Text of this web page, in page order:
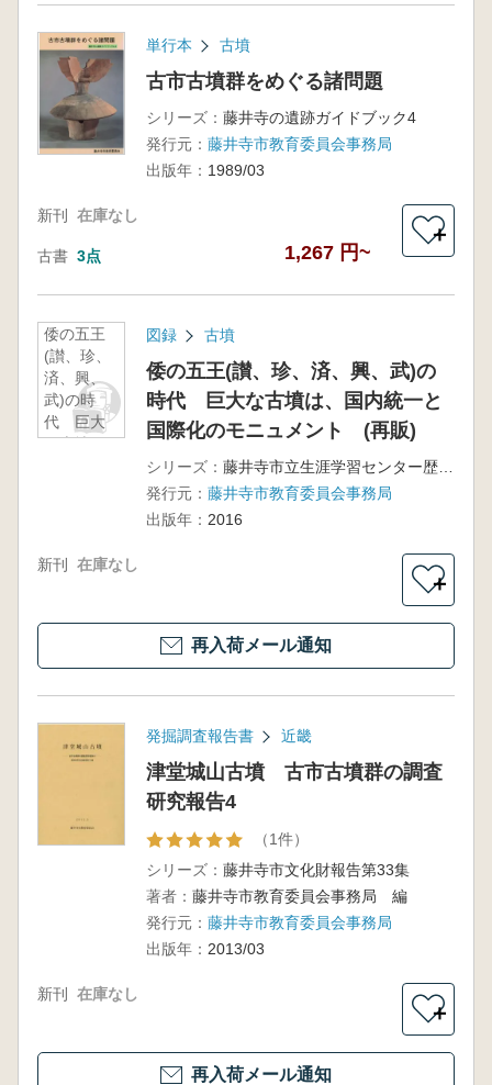
単行本 古墳
古市古墳群をめぐる諸問題
シリーズ： 藤井寺の遺跡ガイドブック4
発行元： 藤井寺市教育委員会事務局
出版年： 1989/03
新刊 在庫なし
古書 3点 1,267 円~
＋
倭の五王
(讃、珍、
済、興、
武)の時
代 巨大
な古墳
ト (再販)
図録 古墳
倭の五王(讃、珍、済、興、武)の
時代 巨大な古墳は、国内統一と
国際化のモニュメント (再販)
シリーズ：
藤井寺市立生涯学習センター歴史展示室解説図録
発行元： 藤井寺市教育委員会事務局
出版年： 2016
新刊 在庫なし
＋
再入荷メール通知
発掘調査報告書 近畿
津堂城山古墳 古市古墳群の調査
研究報告4
（1件）
シリーズ： 藤井寺市文化財報告第33集
著者： 藤井寺市教育委員会事務局 編
発行元： 藤井寺市教育委員会事務局
出版年： 2013/03
新刊 在庫なし
＋
再入荷メール通知